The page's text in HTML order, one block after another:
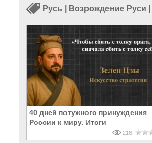
Русь Возрождение Руси
40 дней потужного принуждения
России к миру. Итоги
216